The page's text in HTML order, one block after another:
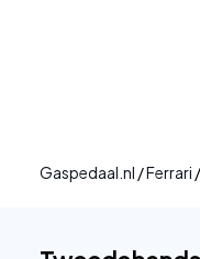
Gaspedaal.nl /Ferrari /